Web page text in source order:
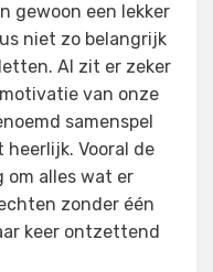
gewoon een lekker
niet zo belangrijk
Al zit er zeker
van onze
samenspel
heerlijk. Vooral de
om alles wat er
zonder één
keer ontzettend